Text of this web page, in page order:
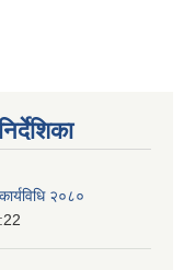
२०८०